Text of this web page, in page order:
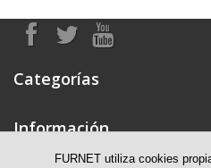
Categorías
Información
FURNET utiliza cookies